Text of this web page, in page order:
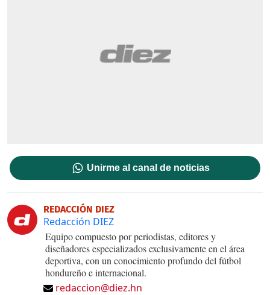
Unirme al canal de noticias
REDACCIÓN DIEZ
Redacción DIEZ
Equipo compuesto por periodistas, editores y
diseñadores especializados exclusivamente en el área
deportiva, con un conocimiento profundo del fútbol
hondureño e internacional.
redaccion@diez.hn